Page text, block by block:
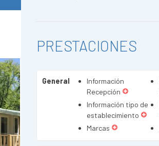
PRESTACIONES
General
Información
Recepción
Información tipo de
establecimiento
Marcas